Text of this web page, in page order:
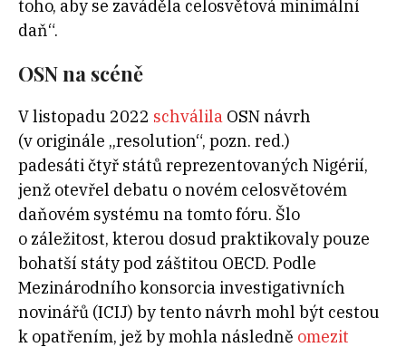
toho, aby se zaváděla celosvětová minimální
daň“.
OSN na scéně
V listopadu 2022 schválila OSN návrh
(v originále „resolution“, pozn. red.)
padesáti čtyř států reprezentovaných Nigérií,
jenž otevřel debatu o novém celosvětovém
daňovém systému na tomto fóru. Šlo
o záležitost, kterou dosud praktikovaly pouze
bohatší státy pod záštitou OECD. Podle
Mezinárodního konsorcia investigativních
novinářů (ICIJ) by tento návrh mohl být cestou
k opatřením, jež by mohla následně omezit